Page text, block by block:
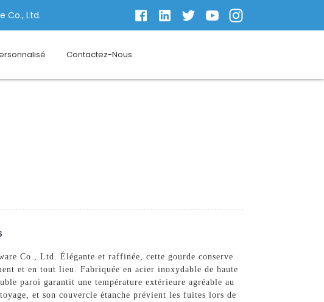
Co., Ltd.
Contactez-Nous
Co., Ltd. Élégante et raffinée, cette gourde conserve
et en tout lieu. Fabriquée en acier inoxydable de haute
paroi garantit une température extérieure agréable au
et son couvercle étanche prévient les fuites lors de